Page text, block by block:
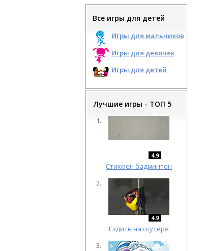
Все игры для детей
Игры для мальчиков
Игры для девочек
Игры для детей
Лучшие игры - ТОП 5
4.9
Cтикмен бадминтон
4.9
Ездить на скутере